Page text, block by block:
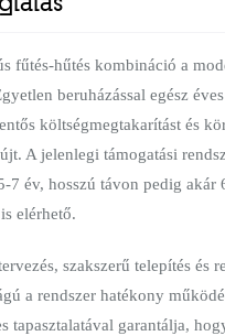
fűtés-hűtés kombináció a
beruházással egész
költségmegtakarítást és
A jelenlegi támogatási
7 év, hosszú távon pedig
elérhető.
szakszerű telepítés és
a rendszer hatékony
tapasztalatával garantálja,